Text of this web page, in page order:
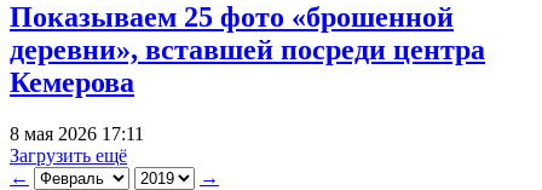
Показываем 25 фото «брошенной
деревни», вставшей посреди центра
Кемерова
8 мая 2026 17:11
Загрузить ещё
←
→